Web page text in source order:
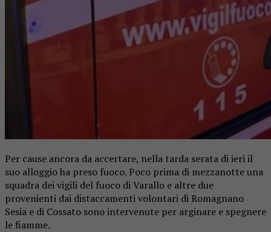
Per cause ancora da accertare, nella tarda serata di ieri il
suo alloggio ha preso fuoco. Poco prima di mezzanotte una
squadra dei vigili del fuoco di Varallo e altre due
provenienti dai distaccamenti volontari di Romagnano
Sesia e di Cossato sono intervenute per arginare e spegnere
le fiamme.